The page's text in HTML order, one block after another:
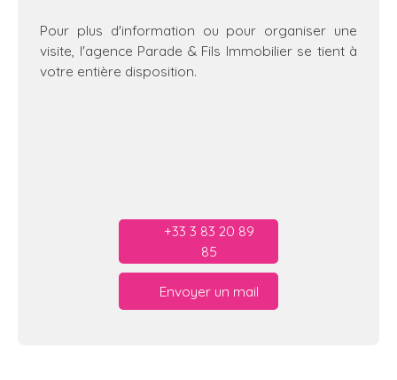
Pour plus d'information ou pour organiser une
visite, l'agence Parade & Fils Immobilier se tient à
votre entière disposition.
+33 3 83 20 89
85
Envoyer un mail